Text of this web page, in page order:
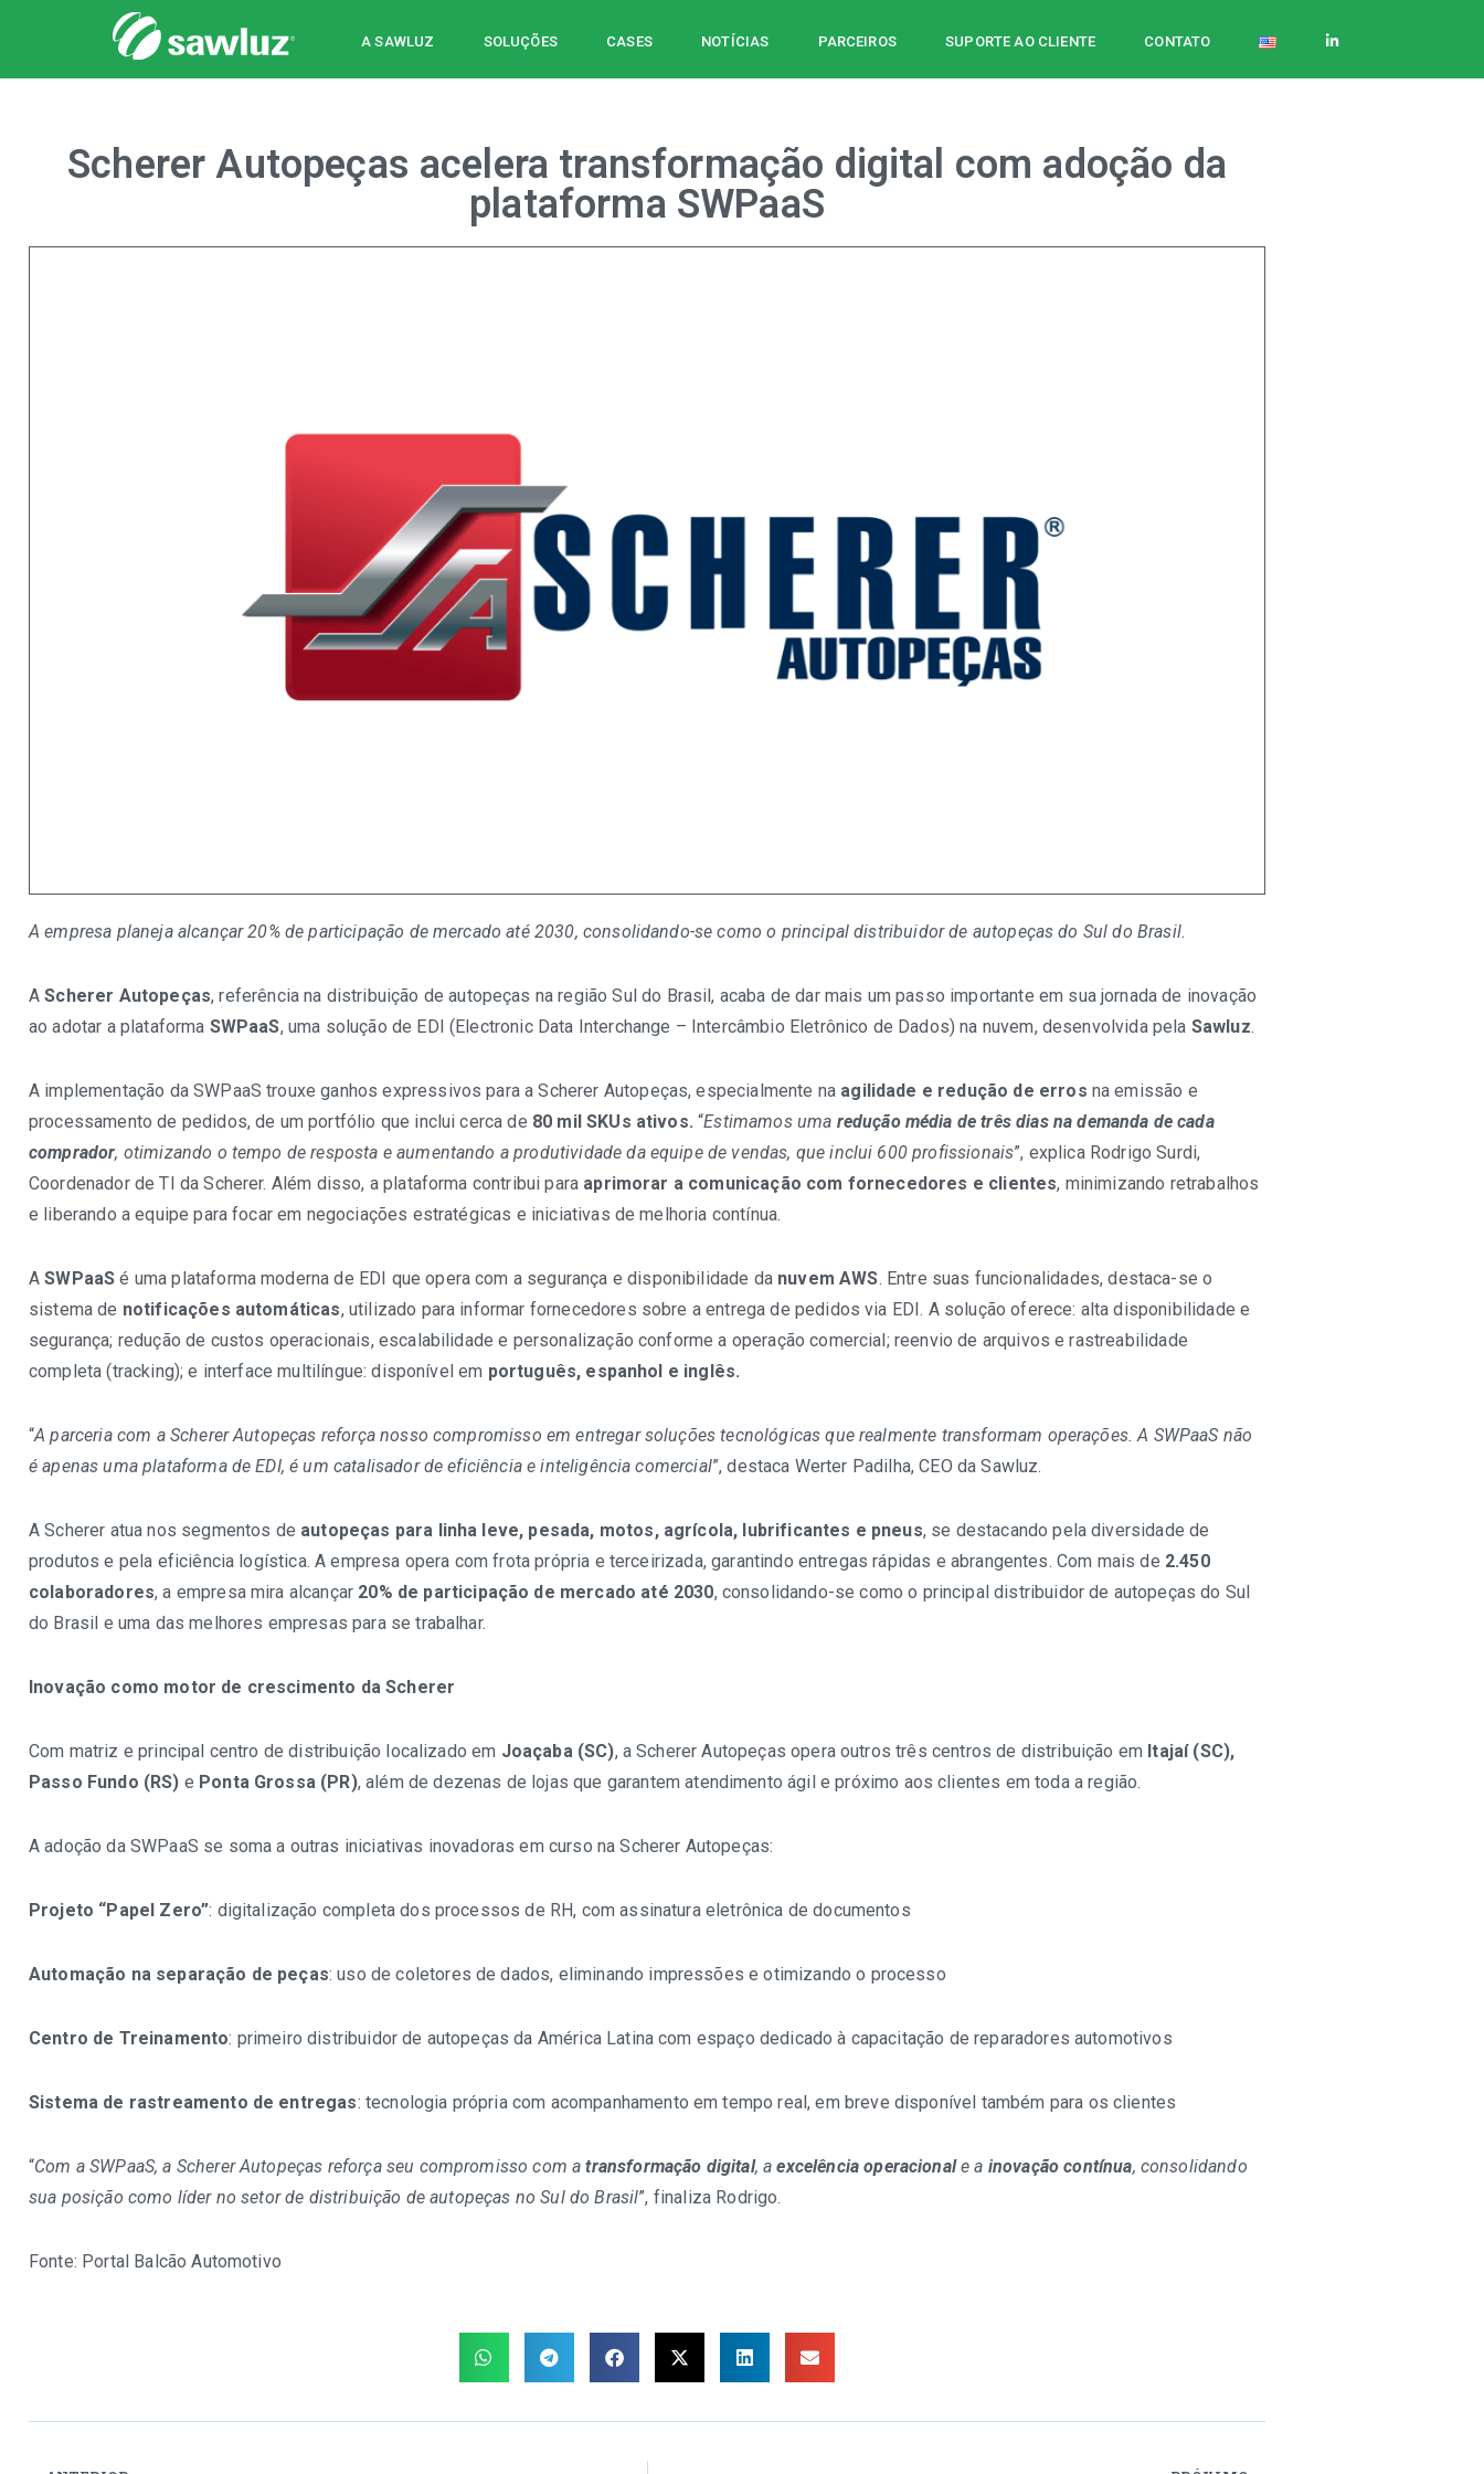
Sawluz
A SAWLUZ SOLUÇÕES CASES NOTÍCIAS PARCEIROS SUPORTE AO CLIENTE CONTATO
Scherer Autopeças acelera transformação digital com adoção da
plataforma SWPaaS
A empresa planeja alcançar 20% de participação de mercado até 2030, consolidando-se como o principal distribuidor de autopeças do Sul do Brasil.
AScherer Autopeças, referência na distribuição de autopeças na região Sul do Brasil, acaba de dar mais um passo importante em sua jornada de inovação
ao adotar a plataforma SWPaaS, uma solução de EDI (Electronic Data Interchange – Intercâmbio Eletrônico de Dados) na nuvem, desenvolvida pela Sawluz.
A implementação da SWPaaS trouxe ganhos expressivos para a Scherer Autopeças, especialmente na agilidade e redução de erros na emissão e
processamento de pedidos, de um portfólio que inclui cerca de 80 mil SKUs ativos. “Estimamos uma redução média de três dias na demanda de cada
comprador, otimizando o tempo de resposta e aumentando a produtividade da equipe de vendas, que inclui 600 profissionais”, explica Rodrigo Surdi,
Coordenador de TI da Scherer. Além disso, a plataforma contribui para aprimorar a comunicação com fornecedores e clientes, minimizando retrabalhos
e liberando a equipe para focar em negociações estratégicas e iniciativas de melhoria contínua.
ASWPaaS é uma plataforma moderna de EDI que opera com a segurança e disponibilidade da nuvem AWS. Entre suas funcionalidades, destaca-se o
sistema de notificações automáticas, utilizado para informar fornecedores sobre a entrega de pedidos via EDI. A solução oferece: alta disponibilidade e
segurança; redução de custos operacionais, escalabilidade e personalização conforme a operação comercial; reenvio de arquivos e rastreabilidade
completa (tracking); e interface multilíngue: disponível em português, espanhol e inglês.
“A parceria com a Scherer Autopeças reforça nosso compromisso em entregar soluções tecnológicas que realmente transformam operações. A SWPaaS não
é apenas uma plataforma de EDI, é um catalisador de eficiência e inteligência comercial”, destaca Werter Padilha, CEO da Sawluz.
A Scherer atua nos segmentos de autopeças para linha leve, pesada, motos, agrícola, lubrificantes e pneus, se destacando pela diversidade de
produtos e pela eficiência logística. A empresa opera com frota própria e terceirizada, garantindo entregas rápidas e abrangentes. Com mais de 2.450
colaboradores, a empresa mira alcançar 20% de participação de mercado até 2030, consolidando-se como o principal distribuidor de autopeças do Sul
do Brasil e uma das melhores empresas para se trabalhar.
Inovação como motor de crescimento da Scherer
Com matriz e principal centro de distribuição localizado em Joaçaba (SC), a Scherer Autopeças opera outros três centros de distribuição em Itajaí (SC),
Passo Fundo (RS) e Ponta Grossa (PR), além de dezenas de lojas que garantem atendimento ágil e próximo aos clientes em toda a região.
A adoção da SWPaaS se soma a outras iniciativas inovadoras em curso na Scherer Autopeças:
Projeto “Papel Zero”: digitalização completa dos processos de RH, com assinatura eletrônica de documentos
Automação na separação de peças: uso de coletores de dados, eliminando impressões e otimizando o processo
Centro de Treinamento: primeiro distribuidor de autopeças da América Latina com espaço dedicado à capacitação de reparadores automotivos
Sistema de rastreamento de entregas: tecnologia própria com acompanhamento em tempo real, em breve disponível também para os clientes
“Com a SWPaaS, a Scherer Autopeças reforça seu compromisso com atransformação digital, aexcelência operacionale a inovação contínua, consolidando
sua posição como líder no setor de distribuição de autopeças no Sul do Brasil”, finaliza Rodrigo.
Fonte: Portal Balcão Automotivo